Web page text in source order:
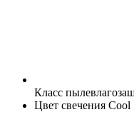
Класс
Цвет свечения Cool